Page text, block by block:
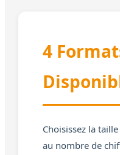
4
Choisissez la
au nombre de